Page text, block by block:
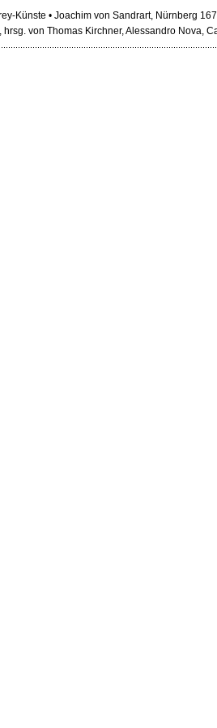
Künste • Joachim von Sandrart, Nürnberg
von Thomas Kirchner, Alessandro Nova,